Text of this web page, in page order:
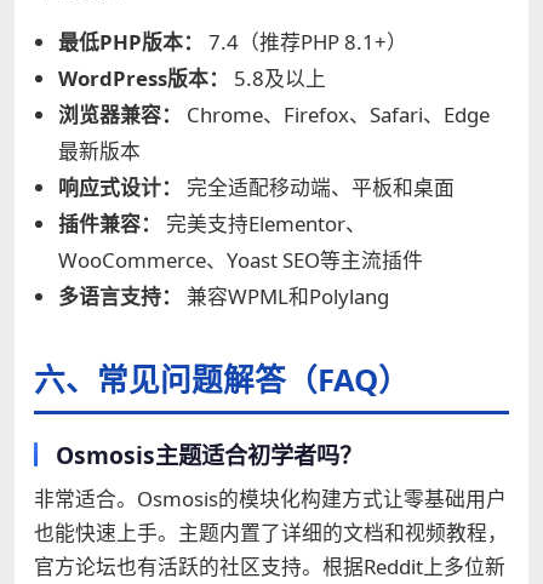
最低PHP版本：
7.4（推荐PHP 8.1+）
WordPress版本：
5.8及以上
浏览器兼容：
Chrome、Firefox、Safari、Edge
最新版本
响应式设计：
完全适配移动端、平板和桌面
插件兼容：
完美支持Elementor、
WooCommerce、Yoast SEO等主流插件
多语言支持：
兼容WPML和Polylang
六、常见问题解答（FAQ）
Osmosis主题适合初学者吗？
非常适合。Osmosis的模块化构建方式让零基础用户
也能快速上手。主题内置了详细的文档和视频教程，
官方论坛也有活跃的社区支持。根据Reddit上多位新